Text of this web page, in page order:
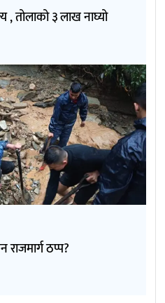
तोलाको ३ लाख नाघ्यो
ठप्प?